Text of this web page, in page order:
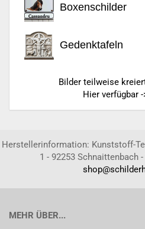
Boxenschilder
Gedenktafeln
Bilder teilweise
Hier verfügbar
Herstellerinformation: Kunststoff-
1 - 92253 Schnaittenbach
MEHR ÜBER...